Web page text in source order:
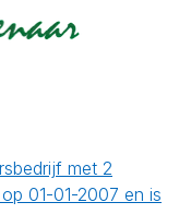
met 2
01-01-2007 en is